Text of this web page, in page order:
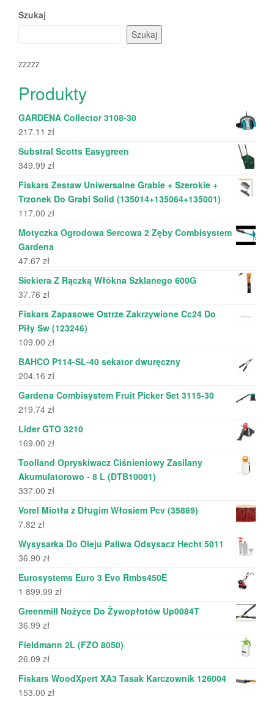
Szukaj
Szukaj
zzzzz
Produkty
GARDENA Collector 3108-30
217.11 zł
Substral Scotts Easygreen
349.99 zł
Fiskars Zestaw Uniwersalne Grabie + Szerokie +
Trzonek Do Grabi Solid (135014+135064+135001)
117.00 zł
Motyczka Ogrodowa Sercowa 2 Zęby Combisystem
Gardena
47.67 zł
Siekiera Z Rączką Włókna Szklanego 600G
37.76 zł
Fiskars Zapasowe Ostrze Zakrzywione Cc24 Do
Piły Sw (123246)
109.00 zł
BAHCO P114-SL-40 sekator dwuręczny
204.16 zł
Gardena Combisystem Fruit Picker Set 3115-30
219.74 zł
Lider GTO 3210
169.00 zł
Toolland Opryskiwacz Ciśnieniowy Zasilany
Akumulatorowo - 8 L (DTB10001)
337.00 zł
Vorel Miotła z Długim Włosiem Pcv (35869)
7.82 zł
Wysysarka Do Oleju Paliwa Odsysacz Hecht 5011
36.90 zł
Eurosystems Euro 3 Evo Rmbs450E
1 899.99 zł
Greenmill Nożyce Do Żywopłotów Up0084T
36.99 zł
Fieldmann 2L (FZO 8050)
26.09 zł
Fiskars WoodXpert XA3 Tasak Karczownik 126004
153.00 zł